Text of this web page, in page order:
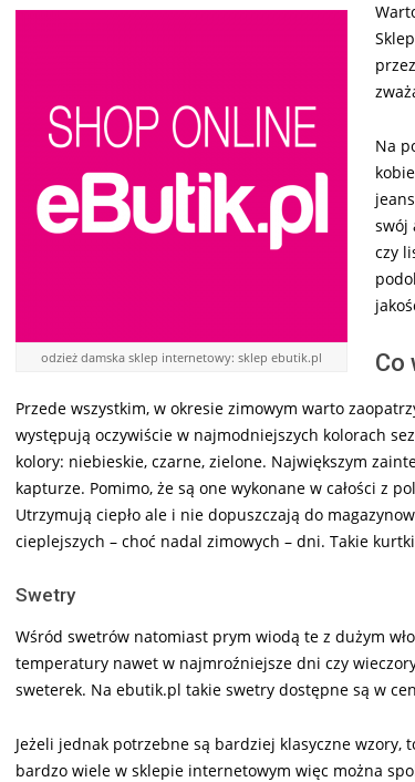
odzież damska sklep internetowy: sklep ebutik.pl
Na
swój
czy
Co
Przede wszystkim, w okresie zimowym warto
występują oczywiście w najmodniejszych kolorach
kolory: niebieskie, czarne, zielone. Największym
kapturze. Pomimo, że są one wykonane w całości z
Utrzymują ciepło ale i nie dopuszczają do
cieplejszych – choć nadal zimowych – dni. Takie
Swetry
Wśród swetrów natomiast prym wiodą te z dużym
temperatury nawet w najmroźniejsze dni czy
sweterek. Na ebutik.pl takie swetry dostępne są w
Jeżeli jednak potrzebne są bardziej klasyczne wzory,
bardzo wiele w sklepie internetowym więc można